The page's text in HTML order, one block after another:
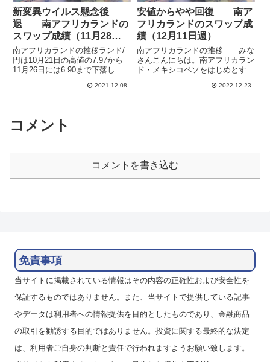
新変異ウイルス懸念後
退 南アフリカランドの
スワップ成績（11月28日
週）
南アフリカランドの推移ランド/
円は10月21日の高値の7.97から
11月26日には6.90まで下落しま
で、年初来で一時マイナスに転落
ましたが、...
2021.12.08
安値からやや回復 南ア
フリカランドのスワップ成
績（12月11日週）
南アフリカランドの推移 みな
さんこんにちは。南アフリカラン
ド・メキシコペソをはじめとする
いった金利高めのメジャー通貨に
2022.12.23
コメント
コメントを書き込む
免責事項
当サイトに掲載されている情報はその内容の正確性および安全性を
保証するものではありません。また、当サイトで提供している記事
やデータは利用者への情報提供を目的としたものであり、金融商品
の取引を勧誘する目的ではありません。投資に関する最終的な決定
は、利用者ご自身の判断と責任で行われますようお願い致します。